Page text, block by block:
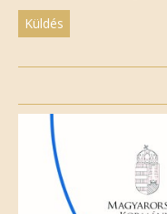
field
empty.